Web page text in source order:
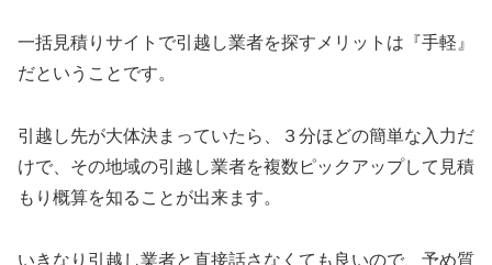
一括見積りサイトで引越し業者を探すメリットは『手軽』
だということです。
引越し先が大体決まっていたら、３分ほどの簡単な入力だ
けで、その地域の引越し業者を複数ピックアップして見積
もり概算を知ることが出来ます。
いきなり引越し業者と直接話さなくても良いので、予め質